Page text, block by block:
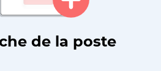
de la poste